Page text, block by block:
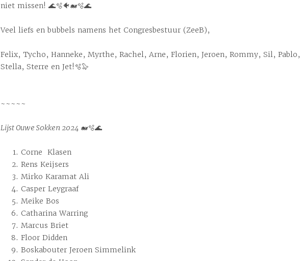
niet missen! 🌊🫧🐠🐋🫧🌊
Veel liefs en bubbels namens het Congresbestuur (ZeeB),
Felix, Tycho, Hanneke, Myrthe, Rachel, Arne, Florien, Jeroen, Rommy, Sil, Pablo,
Stella, Sterre en Jet!🫧🦭
~~~~~
Lijst Ouwe Sokken 2024 🐋🫧🌊
Corne Klasen
Rens Keijsers
Mirko Karamat Ali
Casper Leygraaf
Meike Bos
Catharina Warring
Marcus Briet
Floor Didden
Boskabouter Jeroen Simmelink